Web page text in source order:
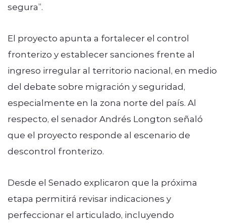
segura”.
El proyecto apunta a fortalecer el control
fronterizo y establecer sanciones frente al
ingreso irregular al territorio nacional, en medio
del debate sobre migración y seguridad,
especialmente en la zona norte del país. Al
respecto, el senador Andrés Longton señaló
que el proyecto responde al escenario de
descontrol fronterizo.
Desde el Senado explicaron que la próxima
etapa permitirá revisar indicaciones y
perfeccionar el articulado, incluyendo